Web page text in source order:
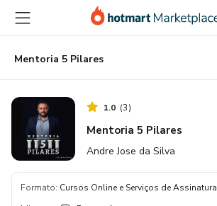
para
conteúdo
principal
para
pagamento
para
rodapé
Mentoria 5 Pilares
1.0 (3)
Mentoria 5 Pilares
Andre Jose da Silva
Formato: Cursos Online e Serviços de Assinatura